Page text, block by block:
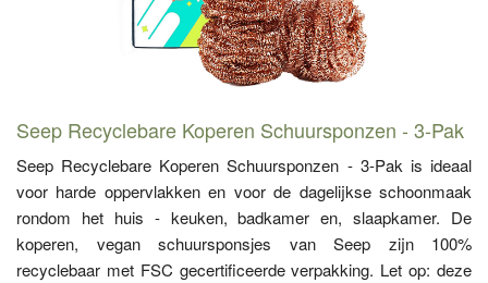
Seep Recyclebare Koperen Schuursponzen - 3-Pak
Seep Recyclebare Koperen Schuursponzen - 3-Pak is ideaal
voor harde oppervlakken en voor de dagelijkse schoonmaak
rondom het huis - keuken, badkamer en, slaapkamer. De
koperen, vegan schuursponsjes van Seep zijn 100%
recyclebaar met FSC gecertificeerde verpakking. Let op: deze